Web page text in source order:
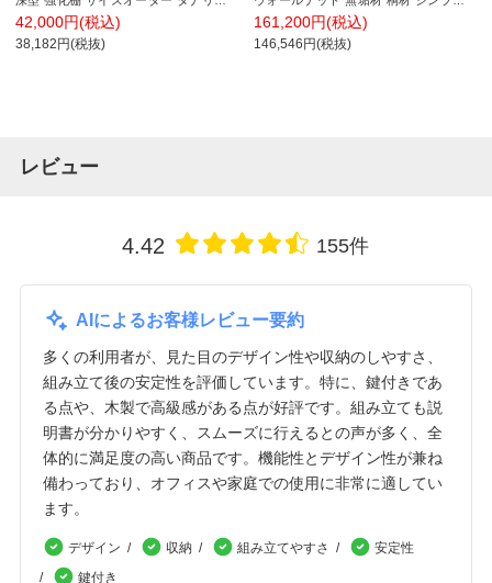
幅850～900×奥行440×高さ1800mm 白
井産業 国産
42,000円(税込)
38,182円(税抜)
国産 日本製 幅582×奥行435×高さ
1141mm
161,200円(税込)
146,546円(税抜)
レビュー
4.42 155件
AIによるお客様レビュー要約
多くの利用者が、見た目のデザイン性や収納のしやすさ、
組み立て後の安定性を評価しています。特に、鍵付きであ
る点や、木製で高級感がある点が好評です。組み立ても説
明書が分かりやすく、スムーズに行えるとの声が多く、全
体的に満足度の高い商品です。機能性とデザイン性が兼ね
備わっており、オフィスや家庭での使用に非常に適してい
ます。
デザイン 収納 組み立てやすさ
安定性
鍵付き